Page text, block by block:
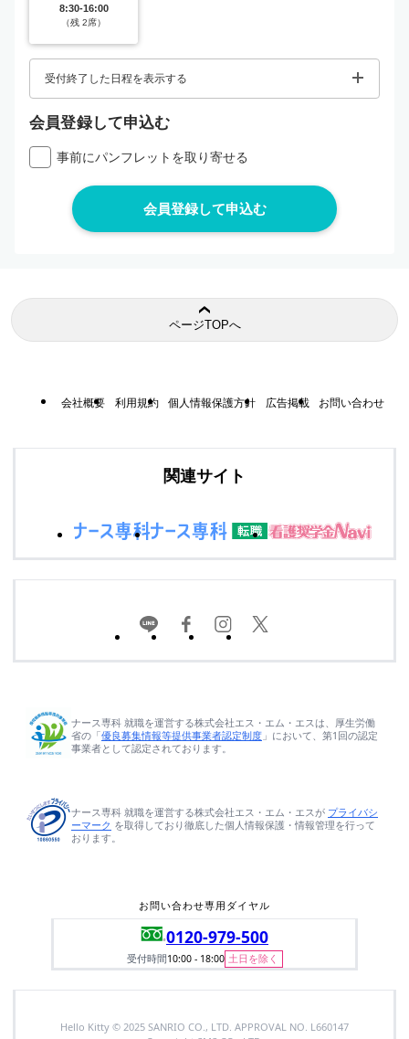
8:30-16:00
（残 2席）
受付終了した日程を表示する
会員登録して申込む
事前にパンフレットを取り寄せる
ページTOPへ